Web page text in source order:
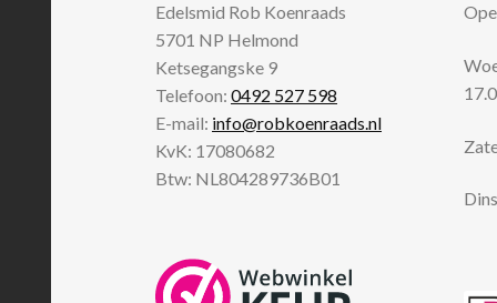
Edelsmid Rob Koenraads
5701 NP Helmond
Ketsegangske 9
Telefoon:0492 527 598
E-mail: info@robkoenraads.nl
KvK: 17080682
Btw: NL804289736B01